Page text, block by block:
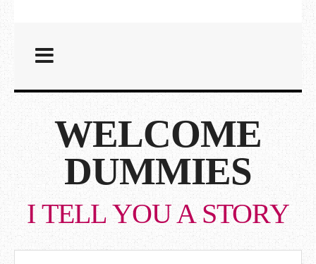
WELCOME
DUMMIES
I TELL YOU A STORY